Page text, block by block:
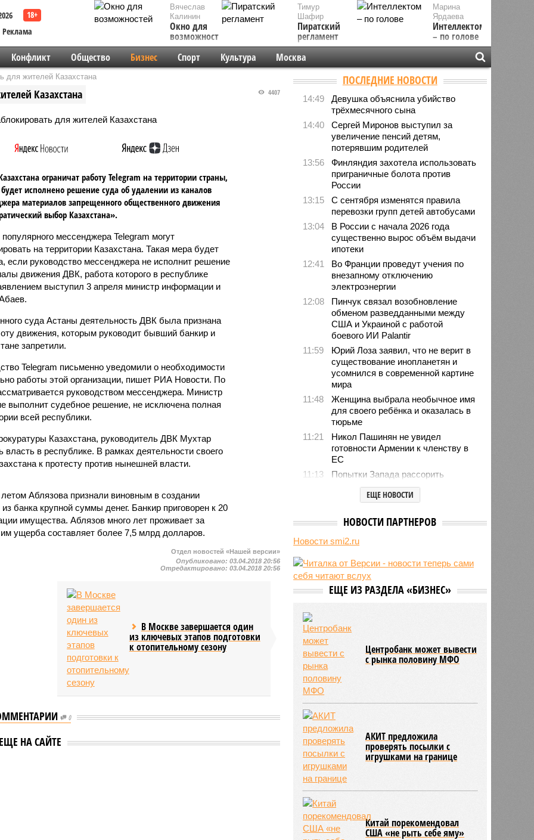
Реклама
Вячеслав
Калинин
Окно для
возможностей
Марина
Ярдаева
Интеллектом
– по голове
Тимур
Шафир
Пиратский
регламент
Конфликт
Общество Бизнес Спорт Культура Москва
для жителей Казахстана
Казахстана 4407
ограничат работу Telegram на территории страны,
исполнено решение суда об удалении из каналов
материалов запрещенного общественного движения
выбор Казахстана».
мессенджера Telegram могут
на территории Казахстана. Такая мера будет
если руководство мессенджера не исполнит решение
движения ДВК, работа которого в республике
выступил 3 апреля министр информации и
суда Астаны деятельность ДВК была признана
движения, которым руководит бывший банкир и
запретили.
Telegram письменно уведомили о необходимости
работы этой организации, пишет РИА Новости. По
руководством мессенджера. Министр
выполнит судебное решение, не исключена полная
всей республики.
Казахстана, руководитель ДВК Мухтар
в республике. В рамках деятельности своего
к протесту против нынешней власти.
Аблязова признали виновным в создании
банка крупной суммы денег. Банкир приговорен к 20
имущества. Аблязов много лет проживает за
ущерба составляет более 7,5 млрд долларов.
Отдел новостей «Нашей версии»
Опубликовано:03.04.2018 20:56
Отредактировано:03.04.2018 20:56
В Москве завершается один
из ключевых этапов подготовки
к отопительному сезону
0
НА САЙТЕ
ПОСЛЕДНИЕ НОВОСТИ
14:49
Девушка объяснила убийство
трёхмесячного сына
14:40
Сергей Миронов выступил за
увеличение пенсий детям,
потерявшим родителей
13:56
Финляндия захотела использовать
приграничные болота против
России
13:15
С сентября изменятся правила
перевозки групп детей автобусами
13:04
В России с начала 2026 года
существенно вырос объём выдачи
ипотеки
12:41
Во Франции проведут учения по
внезапному отключению
электроэнергии
12:08
Пинчук связал возобновление
обменом разведданными между
США и Украиной с работой
боевого ИИ Palantir
11:59
Юрий Лоза заявил, что не верит в
существование инопланетян и
усомнился в современной картине
мира
11:48
Женщина выбрала необычное имя
для своего ребёнка и оказалась в
тюрьме
11:21
Никол Пашинян не увидел
готовности Армении к членству в
ЕС
11:13
Попытки Запада рассорить
Москву и Астану назвали
бесперспективными
опроверг слова министра обороны
США запретили приходить на
пляж после драки
10:33
Аргентина и Мексика поддержали
Инфантино после его промаха с
10:28
Крупнейшие финансовые
компании США на Уолл-стрит
подверглись массированной
кибератаке
ЕЩЕ НОВОСТИ
НОВОСТИ ПАРТНЕРОВ
Новости smi2.ru
ЕЩЕ ИЗ РАЗДЕЛА «БИЗНЕС»
Центробанк может вывести
с рынка половину МФО
АКИТ предложила
проверять посылки с
игрушками на границе
Китай порекомендовал
США «не рыть себе яму»